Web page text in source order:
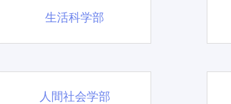
生活科学部
人間社会学部